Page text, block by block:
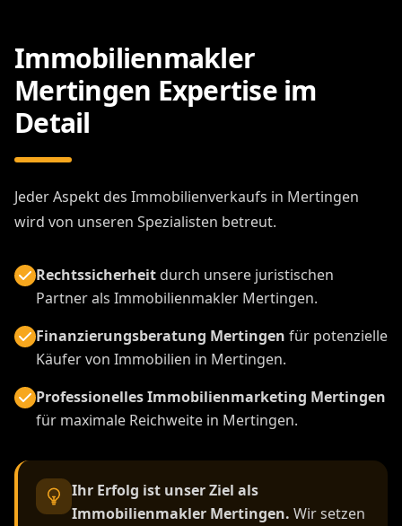
Immobilienmakler
Mertingen Expertise im
Detail
Jeder Aspekt des Immobilienverkaufs in Mertingen
wird von unseren Spezialisten betreut.
Rechtssicherheitdurch unsere juristischen
Partner als Immobilienmakler Mertingen.
Finanzierungsberatung Mertingen für potenzielle
Käufer von Immobilien in Mertingen.
Professionelles Immobilienmarketing Mertingen
für maximale Reichweite in Mertingen.
Ihr Erfolg ist unser Ziel als
Immobilienmakler Mertingen. Wir setzen